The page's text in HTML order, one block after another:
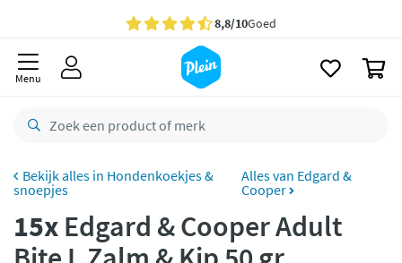
Gratisbezorging vanaf 35,- *
Bestelling uiterlijkzaterdag
retourneren
CO2 neutraal bezorgd
Menu
Hondenkoekjes &
snoepjes
Alles van Edgard &
Cooper
15x Edgard & Cooper Adult